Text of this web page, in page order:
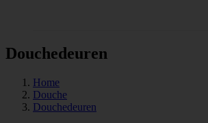
Douchedeuren
Home
Douche
Douchedeuren